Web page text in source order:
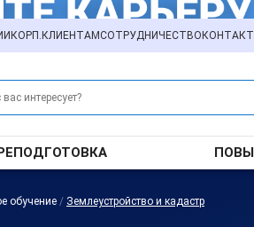
КОРП.КЛИЕНТАМСОТРУДНИЧЕСТВО
обучение / Землеустройство и кадастр